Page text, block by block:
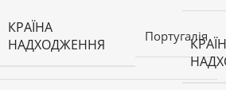
КРАЇНА
НАДХОДЖЕННЯ
Португалія